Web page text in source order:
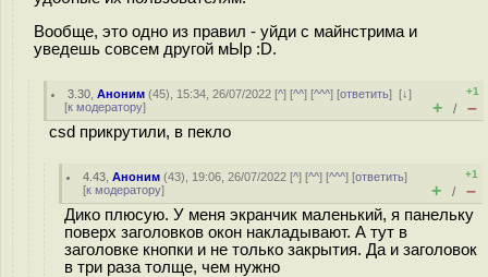
Вообще, это одно из правил - уйди с майнстрима и
уведешь совсем другой мЫр :D.
3.30 ,Аноним (45), 15:34, 26/07/2022 [^] [^^] [^^^] [ответить][↓]
[к модератору]
+1
+ / –
csd прикрутили, в пекло
4.43 ,Аноним (43), 19:06, 26/07/2022 [^] [^^] [^^^] [ответить]
[к модератору]
+1
+ / –
Дико плюсую. У меня экранчик маленький, я панельку
поверх заголовков окон накладывают. А тут в
заголовке кнопки и не только закрытия. Да и заголовок
в три раза толще, чем нужно